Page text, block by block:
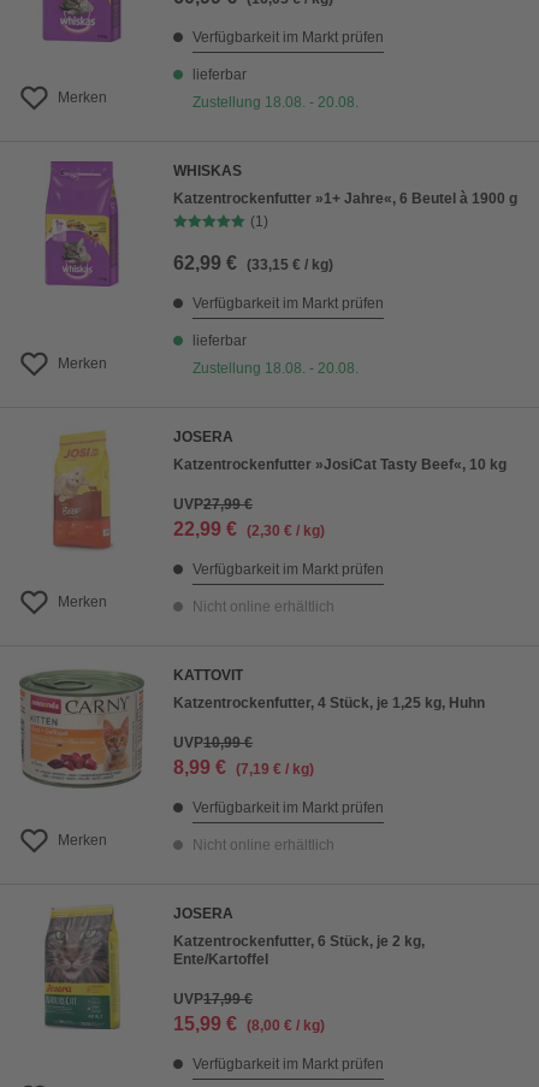
Merken
Verfügbarkeit im Markt prüfen
lieferbar
Zustellung 18.08. - 20.08.
Merken
WHISKAS
Katzentrockenfutter »1+ Jahre«, 6 Beutel à 1900 g
(1)
62,99 € (33,15 € / kg)
Verfügbarkeit im Markt prüfen
lieferbar
Zustellung 18.08. - 20.08.
Merken
JOSERA
Katzentrockenfutter »JosiCat Tasty Beef«, 10 kg
UVP27,99 €
22,99 € (2,30 € / kg)
Verfügbarkeit im Markt prüfen
Nicht online erhältlich
Merken
KATTOVIT
Katzentrockenfutter, 4 Stück, je 1,25 kg, Huhn
UVP10,99 €
8,99 € (7,19 € / kg)
Verfügbarkeit im Markt prüfen
Nicht online erhältlich
JOSERA
Katzentrockenfutter, 6 Stück, je 2 kg,
Ente/Kartoffel
UVP17,99 €
15,99 € (8,00 € / kg)
Verfügbarkeit im Markt prüfen